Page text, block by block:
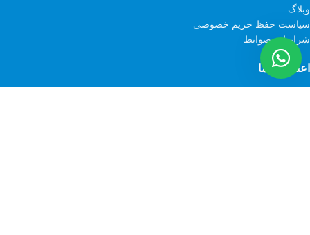
وبلاگ
سیاست حفظ حریم خصوصی
شرایط و ضوابط
اعتماد به ما